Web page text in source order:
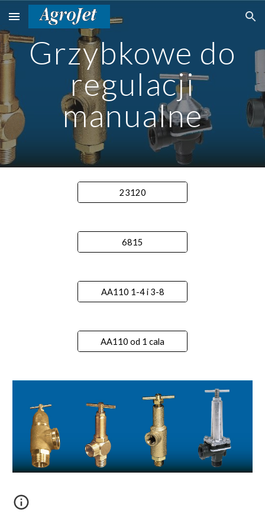
Skip to main content Skip to navigation
Grzybkowe do
regulacji
manualne
23120
6815
AA110 1-4 i 3-8
AA110 od 1 cala